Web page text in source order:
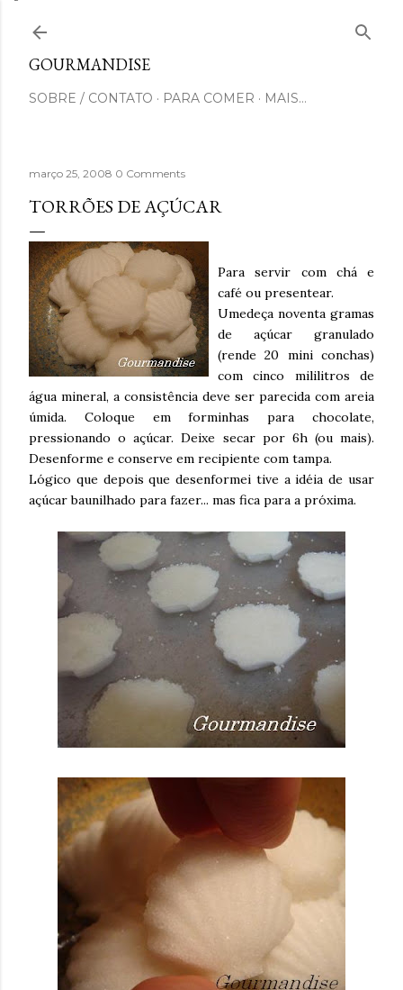
GOURMANDISE
SOBRE / CONTATO PARA COMER MAIS…
março 25, 2008 0 Comments
TORRÕES DE AÇÚCAR
Para servir com chá e
café ou presentear.
Umedeça noventa gramas
de açúcar granulado
(rende 20 mini conchas)
com cinco mililitros de
água mineral, a consistência deve ser parecida com areia
úmida. Coloque em forminhas para chocolate,
pressionando o açúcar. Deixe secar por 6h (ou mais).
Desenforme e conserve em recipiente com tampa.
Lógico que depois que desenformei tive a idéia de usar
açúcar baunilhado para fazer... mas fica para a próxima.